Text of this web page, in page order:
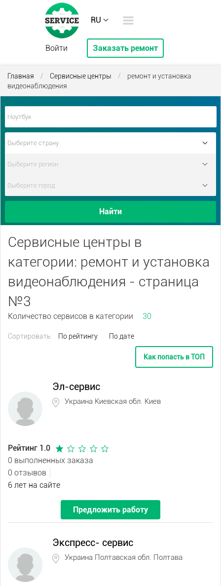
RU
Войти Заказать ремонт
Главная / Сервисные центры /
ремонт и установка
видеонаблюдения
Найти
Сервисные центры в
категории: ремонт и установка
видеонаблюдения - страница
№3
Количество сервисов в категории 30
Сортировать: По рейтингу По дате
Как попасть в ТОП
Эл-сервис
Украина Киевская обл. Киев
Рейтинг 1.0
0 выполненных заказа
0 отзывов
6 лет на сайте
Предложить работу
Экспресс- сервис
Украина Полтавская обл. Полтава